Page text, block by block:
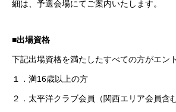
細は、予選会場にてご案内いたします。
■出場資格
下記出場資格を満たしたすべての方がエン
１．満16歳以上の方
２．太平洋クラブ会員（関西エリア会員含